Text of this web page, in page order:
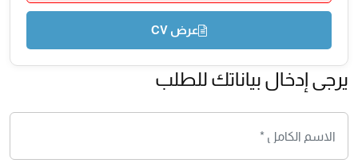
عرض CV
يرجى إدخال بياناتك للطلب